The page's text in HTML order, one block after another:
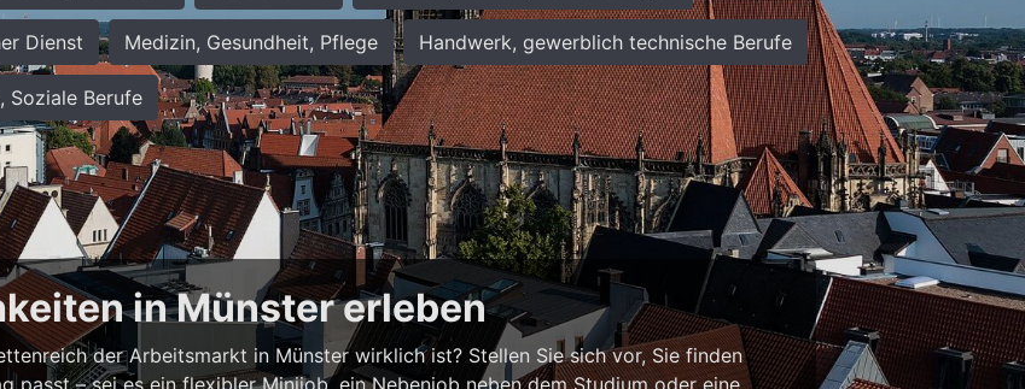
Dienst Medizin, Gesundheit, Pflege Handwerk, gewerblich technische Berufe
Soziale Berufe
in Münster erleben
der Arbeitsmarkt in Münster wirklich ist? Stellen Sie sich vor, Sie finden